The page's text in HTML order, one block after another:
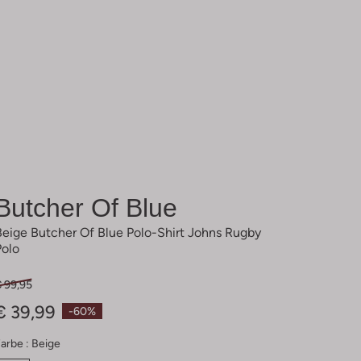
Of Blue
Butcher Of Blue Polo-Shirt Johns Rugby
-60%
99,95
39,99
: Beige